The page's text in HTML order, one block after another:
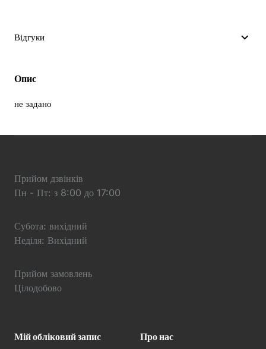
Відгуки
Опис
не задано
Прийом дзвінків
Пн - Пт: з 8:00 до 17:00
Субота: вихідний
Неділя: Вихідний
Прийом замовлень
Цілодобово
Мій обліковий запис Про нас